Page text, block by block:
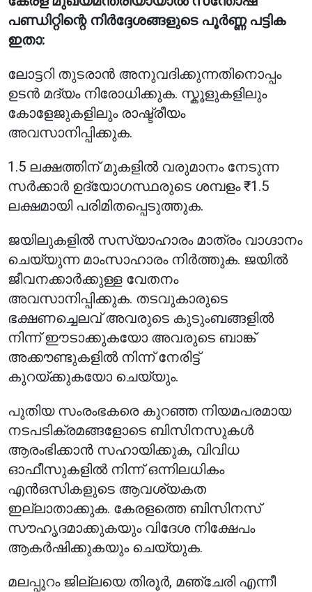
പണ്ഡിറ്റിന്റെ നിർദ്ദേശങ്ങളുടെ പൂർണ്ണ പട്ടിക
ഇതാ:
ലോട്ടറി തുടരാൻ അനുവദിക്കുന്നതിനൊപ്പം
ഉടൻ മദ്യം നിരോധിക്കുക. സ്കൂളുകളിലും
കോളേജുകളിലും രാഷ്ട്രീയം
അവസാനിപ്പിക്കുക.
1.5 ലക്ഷത്തിന് മുകളിൽ വരുമാനം നേടുന്ന
സർക്കാർ ഉദ്യോഗസ്ഥരുടെ ശമ്പളം ₹1.5
ലക്ഷമായി പരിമിതപ്പെടുത്തുക.
ജയിലുകളിൽ സസ്യാഹാരം മാത്രം വാഗ്ദാനം
ചെയ്യുന്ന മാംസാഹാരം നിർത്തുക. ജയിൽ
ജീവനക്കാർക്കുള്ള വേതനം
അവസാനിപ്പിക്കുക. തടവുകാരുടെ
ഭക്ഷണച്ചെലവ് അവരുടെ കുടുംബങ്ങളിൽ
നിന്ന് ഈടാക്കുകയോ അവരുടെ ബാങ്ക്
അക്കൗണ്ടുകളിൽ നിന്ന് നേരിട്ട്
കുറയ്ക്കുകയോ ചെയ്യും.
പുതിയ സംരംഭകരെ കുറഞ്ഞ നിയമപരമായ
നടപടിക്രമങ്ങളോടെ ബിസിനസുകൾ
ആരംഭിക്കാൻ സഹായിക്കുക, വിവിധ
ഓഫീസുകളിൽ നിന്ന് ഒന്നിലധികം
എൻ‌ഒ‌സികളുടെ ആവശ്യകത
ഇല്ലാതാക്കുക. കേരളത്തെ ബിസിനസ്
സൗഹൃദമാക്കുകയും വിദേശ നിക്ഷേപം
ആകർഷിക്കുകയും ചെയ്യുക.
മലപ്പുറം ജില്ലയെ തിരൂർ, മഞ്ചേരി എന്നീ